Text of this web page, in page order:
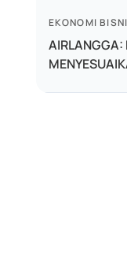
EKONOMI
AIRLANGGA: